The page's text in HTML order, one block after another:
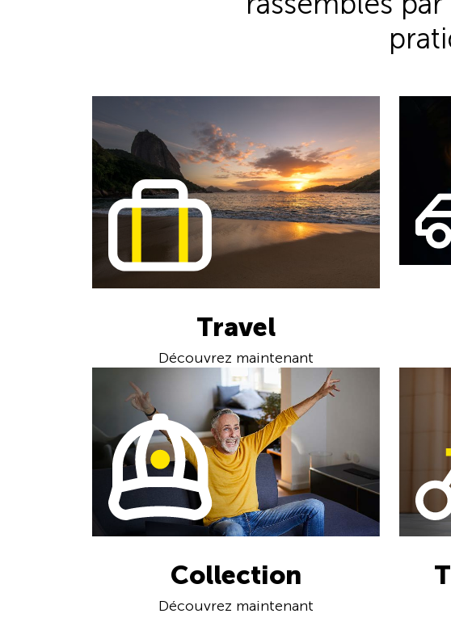
Travel
Découvrez maintenant
Collection
Découvrez maintenant